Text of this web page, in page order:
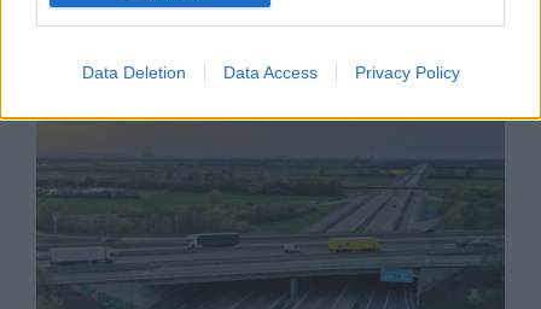
Data Deletion Data Access Privacy Policy
Тръмп забрани „родилния туризъм“ в
07.08.2026 / 13:30